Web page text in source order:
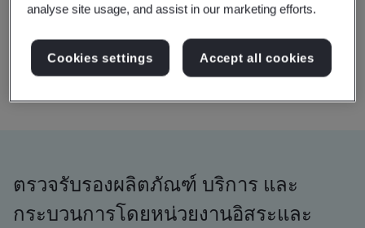
ล้าง
ตรวจรับรองผลิตภัณฑ์ บริการ และ
กระบวนการโดยหน่วยงานอิสระและ
analyse site usage, and assist in our marketing efforts.
Cookies settings Accept all cookies